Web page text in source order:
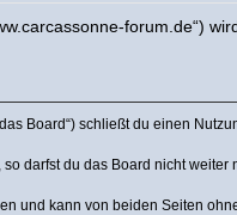
forum.de“)
Board“) schließt du einen
darfst du das Board nicht
und kann von beiden Seiten